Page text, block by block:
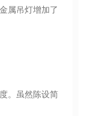
属吊灯增加了
。虽然陈设简